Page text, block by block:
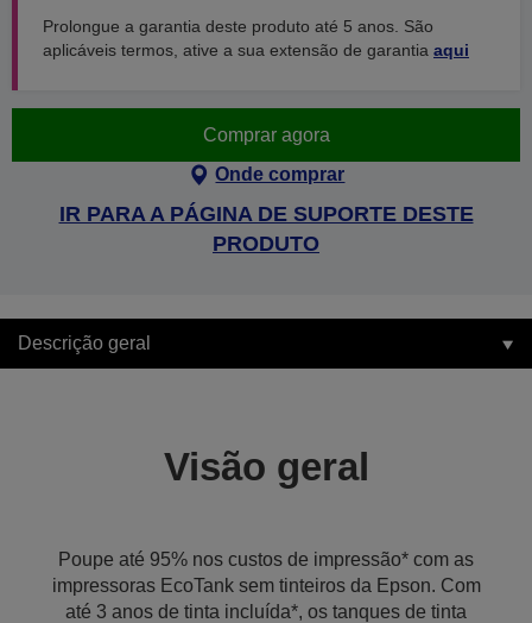
Prolongue a garantia deste produto até 5 anos. São
aplicáveis termos, ative a sua extensão de garantia aqui
Comprar agora
Onde comprar
IR PARA A PÁGINA DE SUPORTE DESTE
PRODUTO
Descrição geral
Visão geral
Poupe até 95% nos custos de impressão* com as
impressoras EcoTank sem tinteiros da Epson. Com
até 3 anos de tinta incluída*, os tanques de tinta